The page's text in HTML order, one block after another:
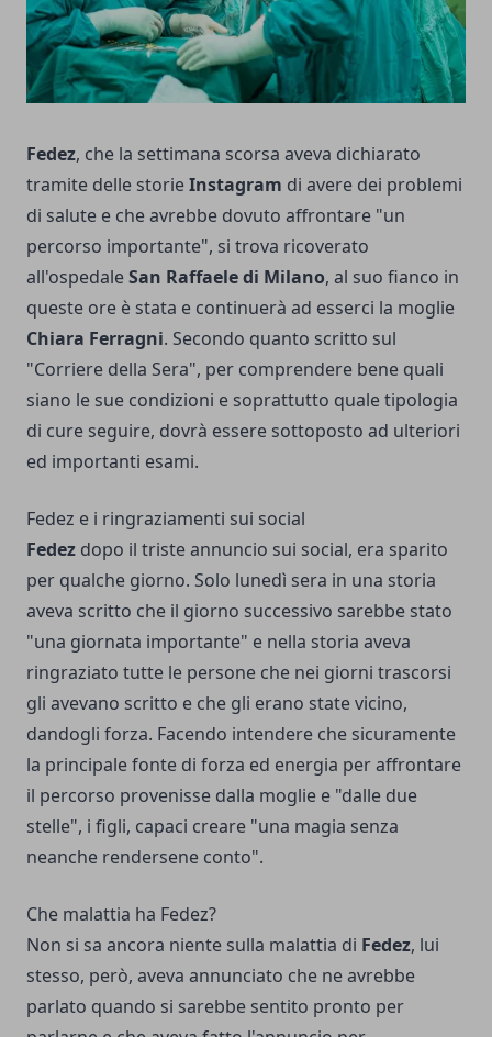
Fedez, che la settimana scorsa aveva dichiarato
tramite delle storieInstagram di avere dei problemi
di salute e che avrebbe dovuto affrontare "un
percorso importante", si trova ricoverato
all'ospedaleSan Raffaele di Milano, al suo fianco in
queste ore è stata e continuerà ad esserci la moglie
Chiara Ferragni. Secondo quanto scritto sul
"Corriere della Sera", per comprendere bene quali
siano le sue condizioni e soprattutto quale tipologia
di cure seguire, dovrà essere sottoposto ad ulteriori
ed importanti esami.
Fedez e i ringraziamenti sui social
Fedez dopo il triste annuncio sui social, era sparito
per qualche giorno. Solo lunedì sera in una storia
aveva scritto che il giorno successivo sarebbe stato
"una giornata importante" e nella storia aveva
ringraziato tutte le persone che nei giorni trascorsi
gli avevano scritto e che gli erano state vicino,
dandogli forza. Facendo intendere che sicuramente
la principale fonte di forza ed energia per affrontare
il percorso provenisse dalla moglie e "dalle due
stelle", i figli, capaci creare "una magia senza
neanche rendersene conto".
Che malattia ha Fedez?
Non si sa ancora niente sulla malattia di Fedez, lui
stesso, però, aveva annunciato che ne avrebbe
parlato quando si sarebbe sentito pronto per